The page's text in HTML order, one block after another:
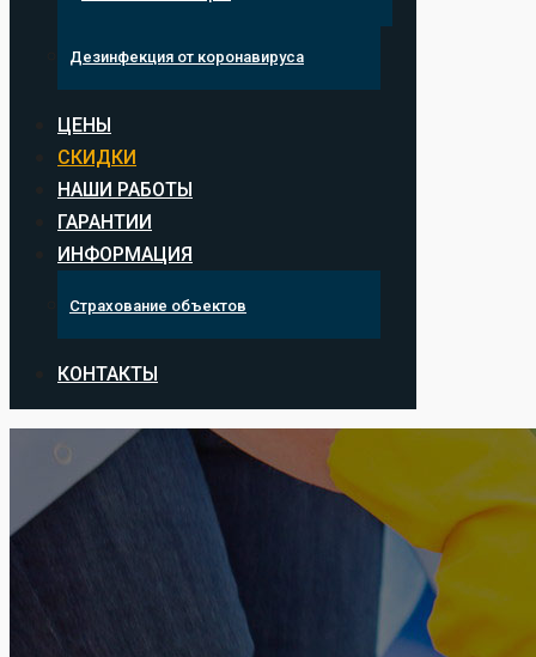
Дезинфекция от коронавируса
ЦЕНЫ
СКИДКИ
НАШИ РАБОТЫ
ГАРАНТИИ
ИНФОРМАЦИЯ
Страхование объектов
КОНТАКТЫ